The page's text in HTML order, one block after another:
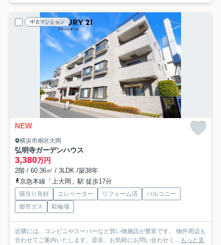
中古マンション
NEW
横浜市南区大岡
弘明寺ガーデンハウス
3,380万円
2階 / 60.36㎡ / 3LDK /築38年
京急本線「上大岡」駅 徒歩17分
陽当り良好 エレベーター リフォーム済
バルコニー
都市ガス
駐輪場
近隣には、コンビニやスーパーなど買い物施設が豊富です。 物件周辺も
合わせてご案内いたします。是非、お気軽にお問い合わせく... もっと見